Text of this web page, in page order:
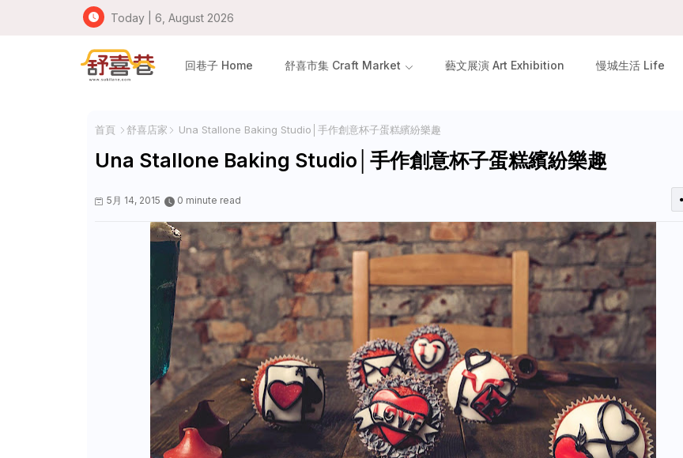
Today | 6, August 2026
回巷子 Home 舒喜市集 Craft Market 藝文展演 Art Exhibition 慢城生活 Life
首頁 舒喜店家 Una Stallone Baking Studio│手作創意杯子蛋糕繽紛樂趣
Una Stallone Baking Studio│手作創意杯子蛋糕繽紛樂趣
5月 14, 2015 0 minute read